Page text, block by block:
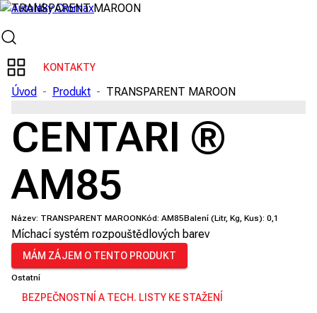
KONTAKTY
Úvod - Produkt - TRANSPARENT MAROON
CENTARI ®
AM85
Název: TRANSPARENT MAROONKód: AM85Balení (Litr, Kg, Kus): 0,1
Míchací systém rozpouštědlových barev
MÁM ZÁJEM O TENTO PRODUKT
Ostatní
BEZPEČNOSTNÍ A TECH. LISTY KE STAŽENÍ